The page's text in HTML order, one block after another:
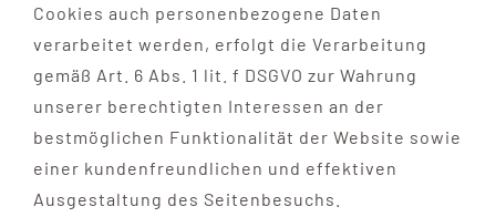
Cookies auch personenbezogene Daten
verarbeitet werden, erfolgt die Verarbeitung
gemäß Art. 6 Abs. 1 lit. f DSGVO zur Wahrung
unserer berechtigten Interessen an der
bestmöglichen Funktionalität der Website sowie
einer kundenfreundlichen und effektiven
Ausgestaltung des Seitenbesuchs.